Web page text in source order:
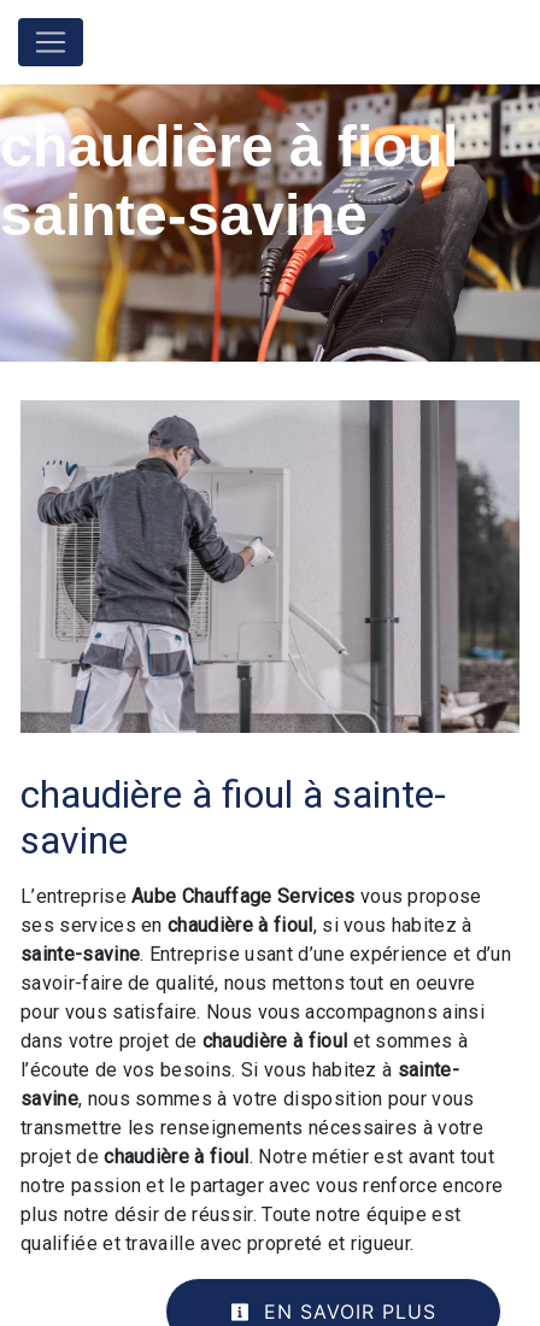
chaudière à fioul
sainte-savine
chaudière à fioul à sainte-
savine
L’entrepriseAube Chauffage Services vous propose
ses services enchaudière à fioul, si vous habitez à
sainte-savine. Entreprise usant d’une expérience et d’un
savoir-faire de qualité, nous mettons tout en oeuvre
pour vous satisfaire. Nous vous accompagnons ainsi
dans votre projet de chaudière à fioul et sommes à
l’écoute de vos besoins. Si vous habitez à sainte-
savine, nous sommes à votre disposition pour vous
transmettre les renseignements nécessaires à votre
projet dechaudière à fioul. Notre métier est avant tout
notre passion et le partager avec vous renforce encore
plus notre désir de réussir. Toute notre équipe est
qualifiée et travaille avec propreté et rigueur.
EN SAVOIR PLUS
Panneau de gestion des cookies